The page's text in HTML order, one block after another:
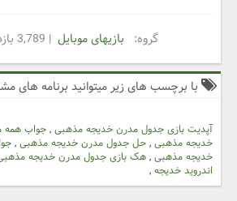
گروه: بازیهای موبایل | 3,789 بازدید | 0 دانلود
با برچسب های زیر میتوانید برنامه های
آپدیت بازی جدول مدرن خدیجه مذهبی ,جواب همه
خدیجه مذهبی , حل جدول مدرن خدیجه مذهبی ,
خدیجه مذهبی , هک بازی جدول مدرن خدیجه
اندروید خدیجه ,